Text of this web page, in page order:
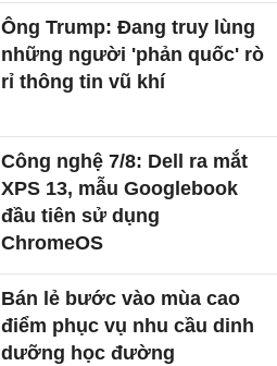
Ông Trump: Đang truy lùng
những người 'phản quốc' rò
rỉ thông tin vũ khí
Công nghệ 7/8: Dell ra mắt
XPS 13, mẫu Googlebook
đầu tiên sử dụng
ChromeOS
Bán lẻ bước vào mùa cao
điểm phục vụ nhu cầu dinh
dưỡng học đường